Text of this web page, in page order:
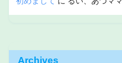
Archives